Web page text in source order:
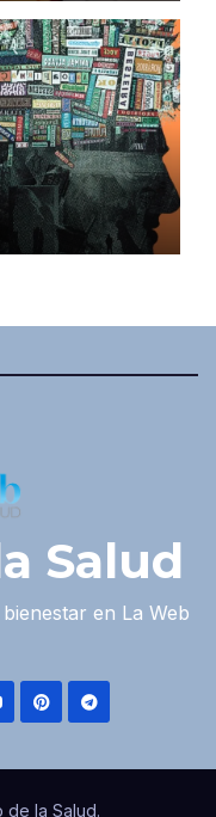
Salud
en La Web
la Salud.